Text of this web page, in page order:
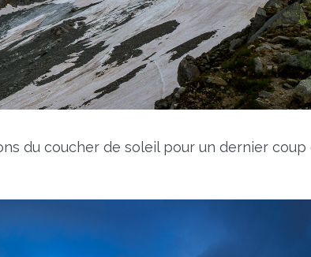
du coucher de soleil pour un dernier